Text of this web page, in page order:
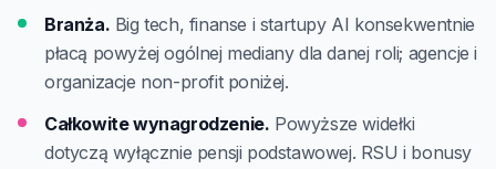
Branża. Big tech, finanse i startupy AI konsekwentnie
płacą powyżej ogólnej mediany dla danej roli; agencje i
organizacje non-profit poniżej.
Całkowite wynagrodzenie. Powyższe widełki
dotyczą wyłącznie pensji podstawowej. RSU i bonusy